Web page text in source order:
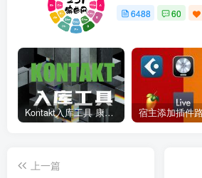
6488 60
Kontakt入库工具 康泰克入库教程
上一篇